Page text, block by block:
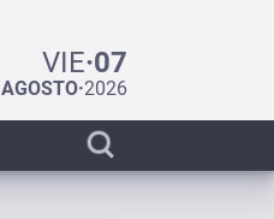
VIE·07
AGOSTO·2026
Display
search